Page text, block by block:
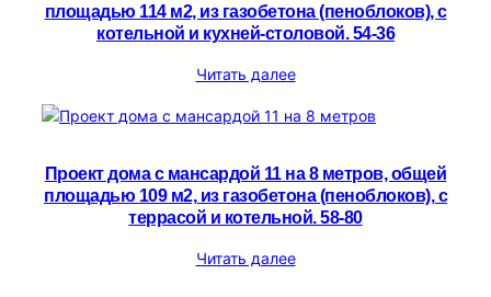
площадью 114 м2, из газобетона (пеноблоков), c
котельной и кухней-столовой. 54-36
Читать далее
Проект дома с мансардой 11 на 8 метров, общей
площадью 109 м2, из газобетона (пеноблоков), c
террасой и котельной. 58-80
Читать далее